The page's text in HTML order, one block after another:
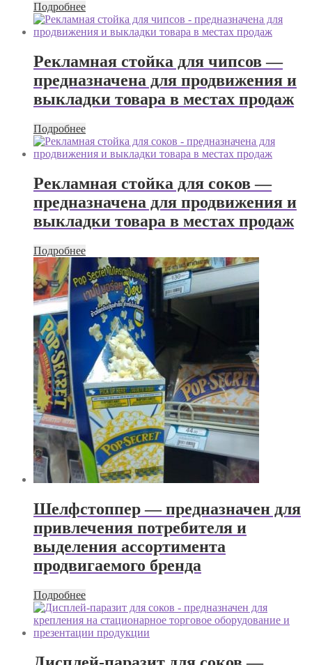
Подробнее
Рекламная стойка для чипсов —
предназначена для продвижения и
выкладки товара в местах продаж
Подробнее
Рекламная стойка для соков —
предназначена для продвижения и
выкладки товара в местах продаж
Подробнее
Шелфстоппер — предназначен для
привлечения потребителя и
выделения ассортимента
продвигаемого бренда
Подробнее